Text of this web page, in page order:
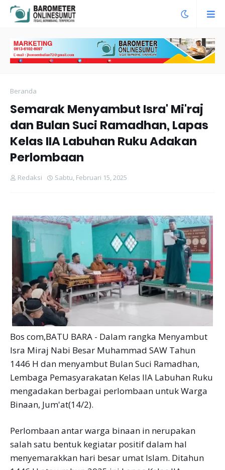
Beranda
Semarak Menyambut Isra' Mi'raj
dan Bulan Suci Ramadhan, Lapas
Kelas IIA Labuhan Ruku Adakan
Perlombaan
Redaksi Sabtu, Februari 15, 2025
Bos com,BATU BARA - Dalam rangka Menyambut
Isra Miraj Nabi Besar Muhammad SAW Tahun
1446 H dan menyambut Bulan Suci Ramadhan,
Lembaga Pemasyarakatan Kelas IIA Labuhan Ruku
mengadakan berbagai perlombaan untuk Warga
Binaan, Jum'at(14/2).
Perlombaan antar warga binaan in nerupakan
salah satu bentuk kegiatar positif dalam hal
menyemarakkan hari besar umat Islam. Ditahun